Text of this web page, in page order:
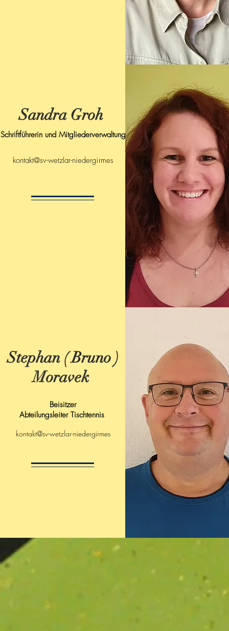
Sandra Groh
Schriftführerin und Mitgliederverwaltung
kontakt@sv-wetzlar-niedergirmes
Stephan ( Bruno )
Moravek
Beisitzer
Abteilungsleiter Tischtennis
kontakt@sv-wetzlar-niedergirmes